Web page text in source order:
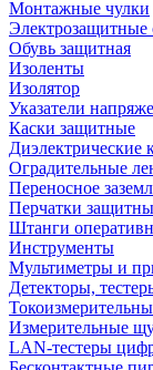
Монтажные чулки
Электрозащитные
Обувь защитная
Изоленты
Изолятор
Указатели
Каски защитные
Диэлектрические
Оградительные
Переносное
Перчатки
Штанги
Инструменты
Мультиметры и
Детекторы,
Измерительные
LAN-тестеры